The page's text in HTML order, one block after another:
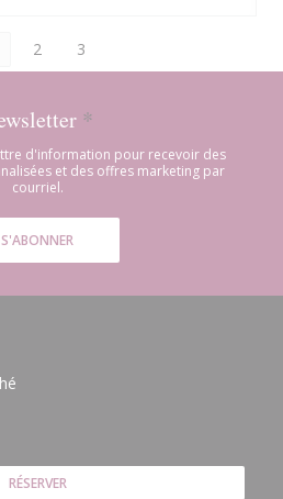
2 3
*
d'information pour recevoir des
et des offres marketing par
courriel.
S'ABONNER
RÉSERVER